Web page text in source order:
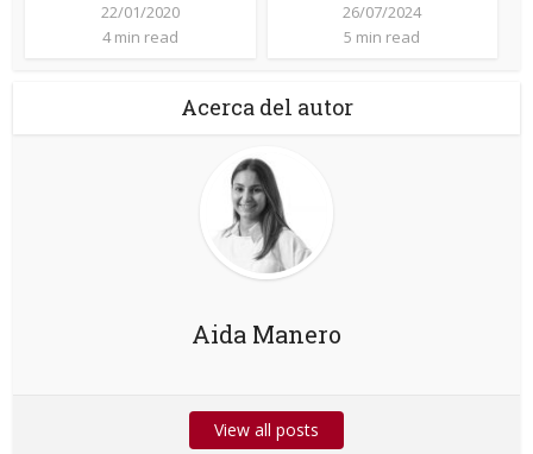
22/01/2020
4 min read
26/07/2024
5 min read
Acerca del autor
Aida Manero
View all posts